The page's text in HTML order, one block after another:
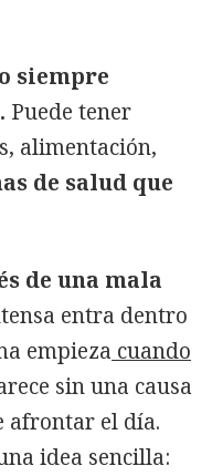
siempre
Puede tener
alimentación,
de salud que
de una mala
entra dentro
empieza cuando
sin una causa
afrontar el día.
idea sencilla: